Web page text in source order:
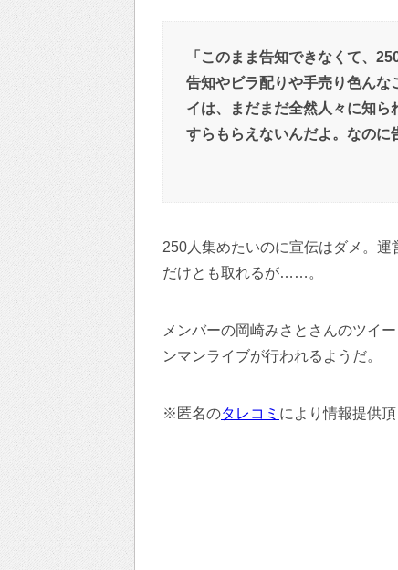
「このまま告知できなくて、
告知やビラ配りや手売り色んな
イは、まだまだ全然人々に知
すらもらえないんだよ。なのに
250人集めたいのに宣伝はダメ。
だけとも取れるが……。
メンバーの岡崎みさとさんのツイ
ンマンライブが行われるようだ。
※匿名のタレコミ により情報提供頂